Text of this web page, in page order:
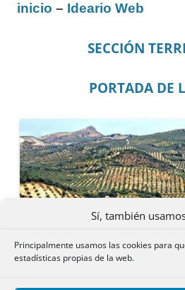
Sí, también
Principalmente usamos las cookies para
estadísticas propias de la web.
inicio – Ideario Web
SECCIÓN
PORTADA DE